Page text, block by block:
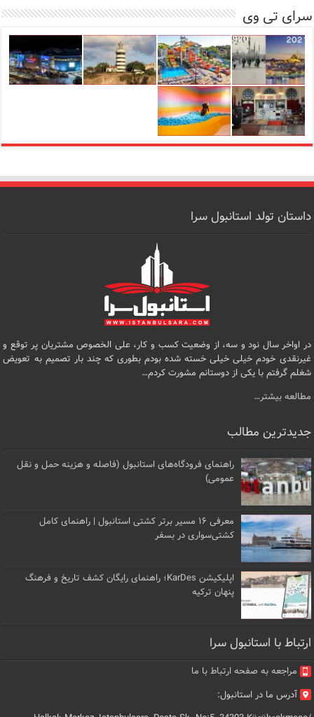
سرای تی وی
داستان تولد استانبول سرا
در اواخر سال نود و سه، از وضعیت کسب و کار، علی الخصوص مشتریان پر توقع و
غیرنقدی خودم خیلی خیلی خسته شده بودم بطوری که چند بار تصمیم به تعویض
شغلم گرفتم با یکی از دوستانم مشورت کردم…
مطالعه بیشتر…
جدیدترین مطالب
راهنمای فرودگاه‌های استانبول (فاصله و هزینه حمل و نقل
عمومی)
معرفی ۱۶ مسیر برتر کشتی استانبول | راهنمای کامل
کشتی‌سواری در بسفر
اپلیکیشن KarDes؛ راهنمای رایگان کشف تاریخ و فرهنگ
پنهان ترکیه
ارتباط با استانبول سرا
مراجعه به صفحه ارتباط با ما
آدرس ما در استانبول: